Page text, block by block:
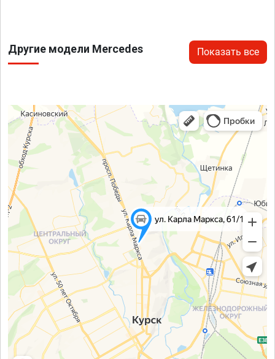
Другие модели Mercedes Показать все